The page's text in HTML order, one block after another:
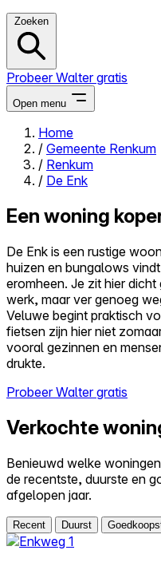
Zoeken
Probeer Walter gratis
Open menu
Close menu
Zelf kopen
Alles-in-één
Reviews
Prijzen
Log in
Probeer Walter gratis
Home
/ Gemeente Renkum
/ Renkum
/ De Enk
Een woning
De Enk is een rustige
huizen en bungalows
eromheen. Je zit hier
werk, maar ver genoeg
Veluwe begint praktisch
fietsen zijn hier niet
vooral gezinnen en
drukte.
Probeer Walter gratis
Verkochte
Benieuwd welke
de recentste, duurste en
afgelopen jaar.
Recent Duurst